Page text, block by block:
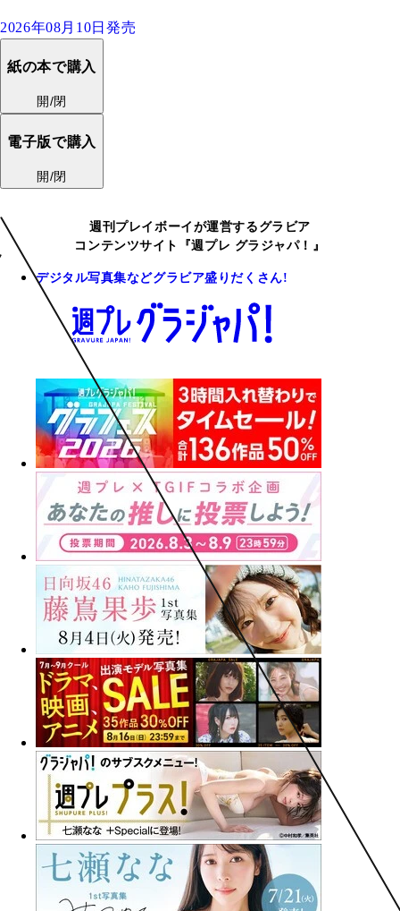
2026年08月10日発売
紙の本で購入
開/閉
電子版で購入
開/閉
週刊プレイボーイが運営するグラビア
コンテンツサイト『週プレ グラジャパ！』
デジタル写真集などグラビア盛りだくさん!